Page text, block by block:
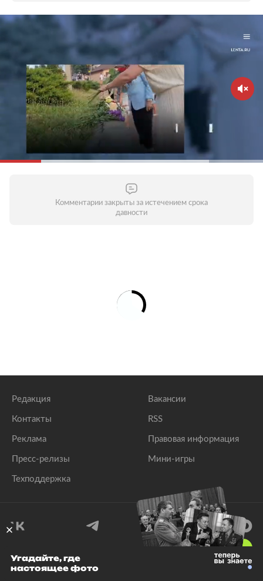
Комментарии закрыты за истечением срока
давности
Редакция
Контакты
Реклама
Пресс-релизы
Техподдержка
Вакансии
RSS
Правовая информация
Мини-игры
© 1999–2026 Все права защищены.
Угадайте, где
настоящее фото